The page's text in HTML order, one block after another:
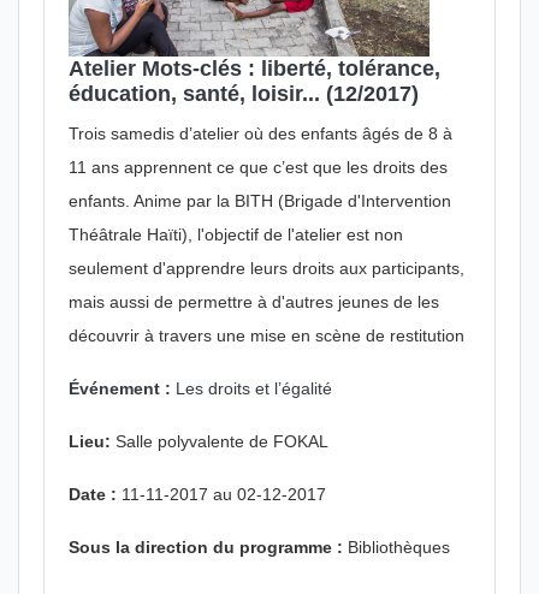
Atelier Mots-clés : liberté, tolérance,
éducation, santé, loisir... (12/2017)
Trois samedis d’atelier où des enfants âgés de 8 à
11 ans apprennent ce que c’est que les droits des
enfants. Anime par la BITH (Brigade d'Intervention
Théâtrale Haïti), l'objectif de l'atelier est non
seulement d'apprendre leurs droits aux participants,
mais aussi de permettre à d'autres jeunes de les
découvrir à travers une mise en scène de restitution
Événement : Les droits et l’égalité
Lieu: Salle polyvalente de FOKAL
Date : 11-11-2017 au 02-12-2017
Sous la direction du programme : Bibliothèques